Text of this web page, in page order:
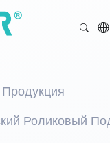
Продукция
Роликовый